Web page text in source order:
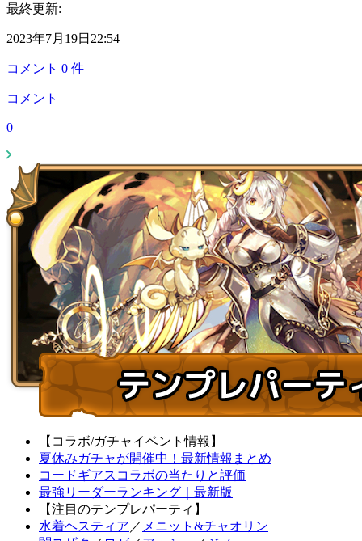
最終更新:
2023年7月19日22:54
コメント 0 件
コメント
0
【コラボ/ガチャイベント情報】
夏休みガチャが開催中！最新情報まとめ
コードギアスコラボの当たりと評価
最強リーダーランキング｜最新版
【注目のテンプレパーティ】
水着ヘスティア ／ メニット&チャオリン